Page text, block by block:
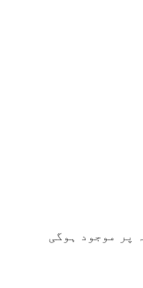
پر موجود ہوگی